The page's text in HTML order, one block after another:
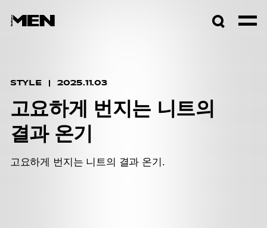
STYLE 2025.11.03
고요하게 번지는 니트의
결과 온기
고요하게 번지는 니트의 결과 온기.